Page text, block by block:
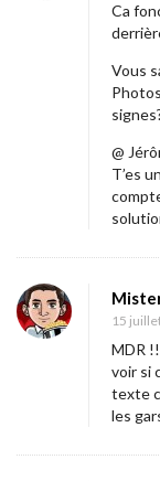
e
é
c
h
i
f
r
é
!
Q
u
e
Ca
Vous
@
T’es
15
MDR
voir si
texte
les